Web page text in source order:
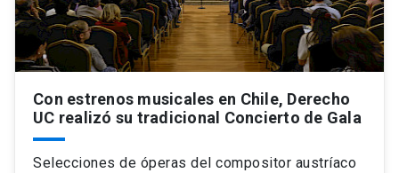
Información para keyboard_arrow_down
Futuros estudiantes
Estudiantes
Go to english site launch
ACCESOS DIRECTOS
Admisión
Con estrenos musicales en Chile, Derecho
UC realizó su tradicional Concierto de Gala
Selecciones de óperas del compositor austríaco